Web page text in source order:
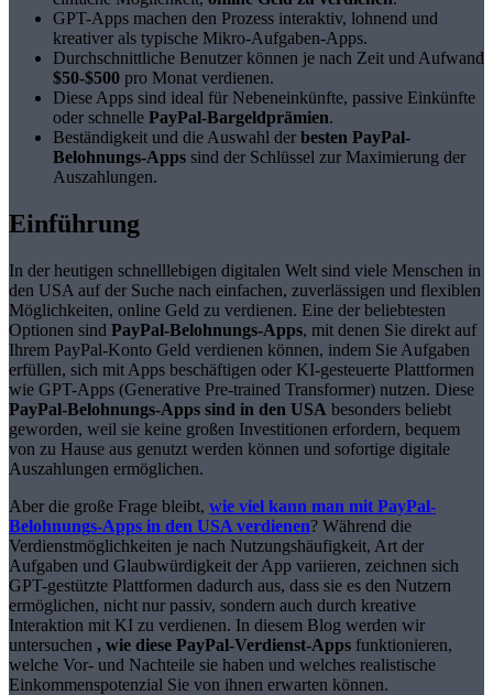
GPT-Apps machen den Prozess interaktiv, lohnend und
kreativer als typische Mikro-Aufgaben-Apps.
Durchschnittliche Benutzer können je nach Zeit und Aufwand
$50-$500 pro Monat verdienen.
Diese Apps sind ideal für Nebeneinkünfte, passive Einkünfte
oder schnelle PayPal-Bargeldprämien.
Beständigkeit und die Auswahl der besten PayPal-
Belohnungs-Apps sind der Schlüssel zur Maximierung der
Auszahlungen.
Einführung
In der heutigen schnelllebigen digitalen Welt sind viele Menschen in
den USA auf der Suche nach einfachen, zuverlässigen und flexiblen
Möglichkeiten, online Geld zu verdienen. Eine der beliebtesten
Optionen sind PayPal-Belohnungs-Apps, mit denen Sie direkt auf
Ihrem PayPal-Konto Geld verdienen können, indem Sie Aufgaben
erfüllen, sich mit Apps beschäftigen oder KI-gesteuerte Plattformen
wie GPT-Apps (Generative Pre-trained Transformer) nutzen. Diese
PayPal-Belohnungs-Apps sind in den USA besonders beliebt
geworden, weil sie keine großen Investitionen erfordern, bequem
von zu Hause aus genutzt werden können und sofortige digitale
Auszahlungen ermöglichen.
Aber die große Frage bleibt, wie viel kann man mit PayPal-
Belohnungs-Apps in den USA verdienen? Während die
Verdienstmöglichkeiten je nach Nutzungshäufigkeit, Art der
Aufgaben und Glaubwürdigkeit der App variieren, zeichnen sich
GPT-gestützte Plattformen dadurch aus, dass sie es den Nutzern
ermöglichen, nicht nur passiv, sondern auch durch kreative
Interaktion mit KI zu verdienen. In diesem Blog werden wir
untersuchen , wie diese PayPal-Verdienst-Apps funktionieren,
welche Vor- und Nachteile sie haben und welches realistische
Einkommenspotenzial Sie von ihnen erwarten können.